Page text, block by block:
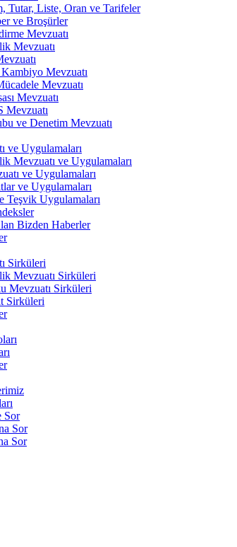
Tutar, Liste, Oran ve Tarifeler
ve Broşürler
Mevzuatı
Mevzuatı
Mevzuatı
Mevzuatı
Mevzuatı
Mevzuatı
ve Denetim Mevzuatı
ve Uygulamaları
Mevzuatı ve Uygulamaları
ve Uygulamaları
ve Uygulamaları
Teşvik Uygulamaları
Bizden Haberler
Sirküleri
Mevzuatı Sirküleri
Mevzuatı Sirküleri
Sirküleri
Sor
Sor
Sor